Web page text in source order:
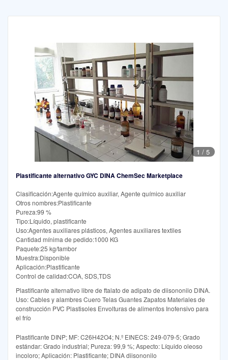
1 / 5
Plastificante alternativo GYC DINA ChemSec Marketplace
Clasificación:Agente químico auxiliar, Agente químico auxiliar
Otros nombres:Plastificante
Pureza:99 %
Tipo:Líquido, plastificante
Uso:Agentes auxiliares plásticos, Agentes auxiliares textiles
Cantidad mínima de pedido:1000 KG
Paquete:25 kg/tambor
Muestra:Disponible
Aplicación:Plastificante
Control de calidad:COA, SDS,TDS
Plastificante alternativo libre de ftalato de adipato de diisononilo DINA.
Uso: Cables y alambres Cuero Telas Guantes Zapatos Materiales de
construcción PVC Plastisoles Envolturas de alimentos Inofensivo para
el frío
Plastificante DINP; MF: C26H42O4; N.º EINECS: 249-079-5; Grado
estándar: Grado industrial; Pureza: 99,9 %; Aspecto: Líquido oleoso
incoloro; Aplicación: Plastificante; DINA diisononilo